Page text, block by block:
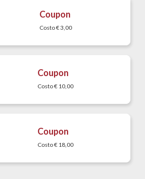
Coupon
Costo € 3,00
Coupon
Costo € 10,00
Coupon
Costo € 18,00